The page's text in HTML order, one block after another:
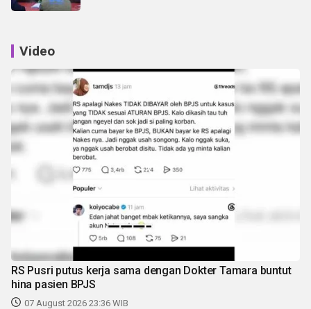
Video
RS Pusri putus kerja sama dengan Dokter Tamara buntut
hina pasien BPJS
07 August 2026 23:36 WIB